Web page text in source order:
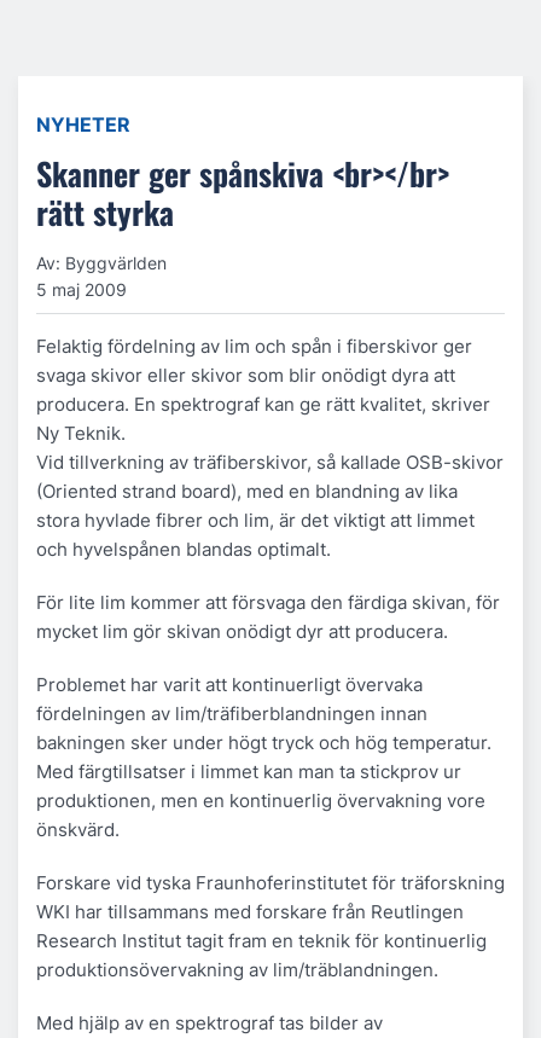
NYHETER
Skanner ger spånskiva <br></br>
rätt styrka
Av: Byggvärlden
5 maj 2009
Felaktig fördelning av lim och spån i fiberskivor ger
svaga skivor eller skivor som blir onödigt dyra att
producera. En spektrograf kan ge rätt kvalitet, skriver
Ny Teknik.
Vid tillverkning av träfiberskivor, så kallade OSB-skivor
(Oriented strand board), med en blandning av lika
stora hyvlade fibrer och lim, är det viktigt att limmet
och hyvelspånen blandas optimalt.
För lite lim kommer att försvaga den färdiga skivan, för
mycket lim gör skivan onödigt dyr att producera.
Problemet har varit att kontinuerligt övervaka
fördelningen av lim/träfiberblandningen innan
bakningen sker under högt tryck och hög temperatur.
Med färgtillsatser i limmet kan man ta stickprov ur
produktionen, men en kontinuerlig övervakning vore
önskvärd.
Forskare vid tyska Fraunhoferinstitutet för träforskning
WKI har tillsammans med forskare från Reutlingen
Research Institut tagit fram en teknik för kontinuerlig
produktionsövervakning av lim/träblandningen.
Med hjälp av en spektrograf tas bilder av